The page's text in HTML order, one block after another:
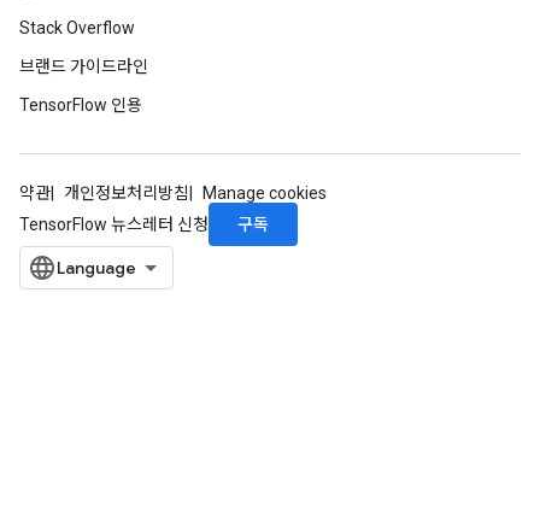
Stack Overflow
브랜드 가이드라인
TensorFlow 인용
약관 개인정보처리방침
Manage cookies
TensorFlow 뉴스레터 신청
구독